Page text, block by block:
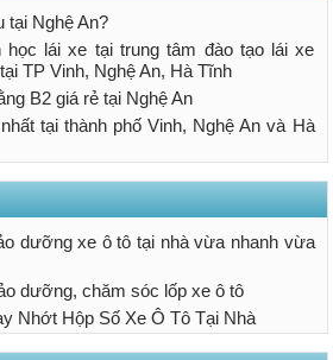
tại Nghệ An?
học lái xe tại trung tâm đào tạo lái xe
TP Vinh, Nghệ An, Hà Tĩnh
B2 giá rẻ tại Nghệ An
tại thành phố Vinh, Nghệ An và Hà
dưỡng xe ô tô tại nhà vừa nhanh vừa
dưỡng, chăm sóc lốp xe ô tô
Nhớt Hộp Số Xe Ô Tô Tại Nhà